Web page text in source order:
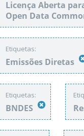
Licença Aberta
Open Data
Etiquetas:
Emissões Diretas
Etiquetas:
BNDES